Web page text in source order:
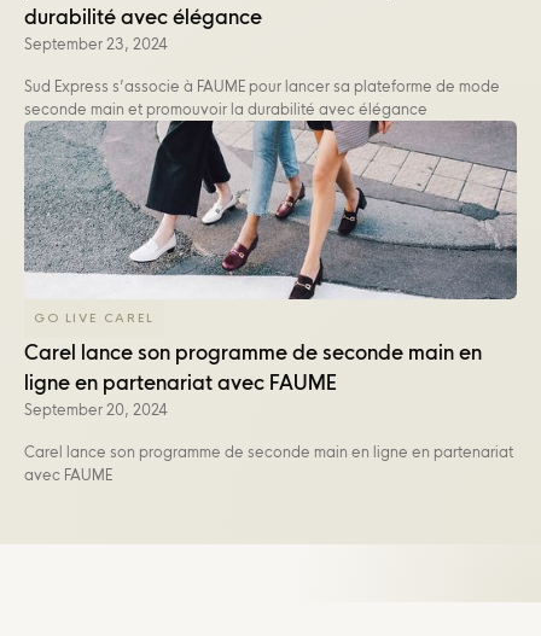
durabilité avec élégance
September 23, 2024
Sud Express s’associe à FAUME pour lancer sa plateforme de mode
seconde main et promouvoir la durabilité avec élégance
GO LIVE CAREL
Carel lance son programme de seconde main en
ligne en partenariat avec FAUME
September 20, 2024
Carel lance son programme de seconde main en ligne en partenariat
avec FAUME